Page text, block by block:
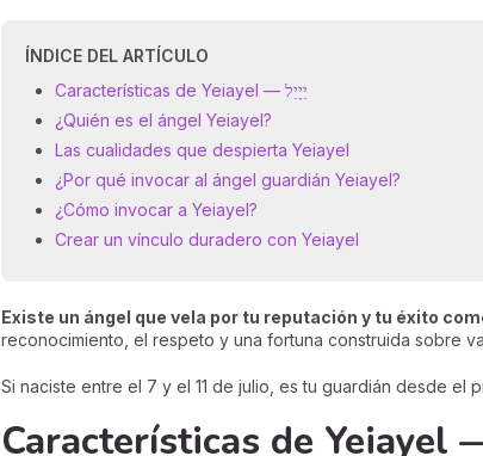
ÍNDICE DEL ARTÍCULO
Características de Yeiayel — יֵיָיֵל
¿Quién es el ángel Yeiayel?
Las cualidades que despierta Yeiayel
¿Por qué invocar al ángel guardián Yeiayel?
¿Cómo invocar a Yeiayel?
Crear un vínculo duradero con Yeiayel
Existe un ángel que vela por tu reputación y tu éxito
reconocimiento, el respeto y una fortuna construida sobre
Si naciste entre el 7 y el 11 de julio, es tu guardián desde el